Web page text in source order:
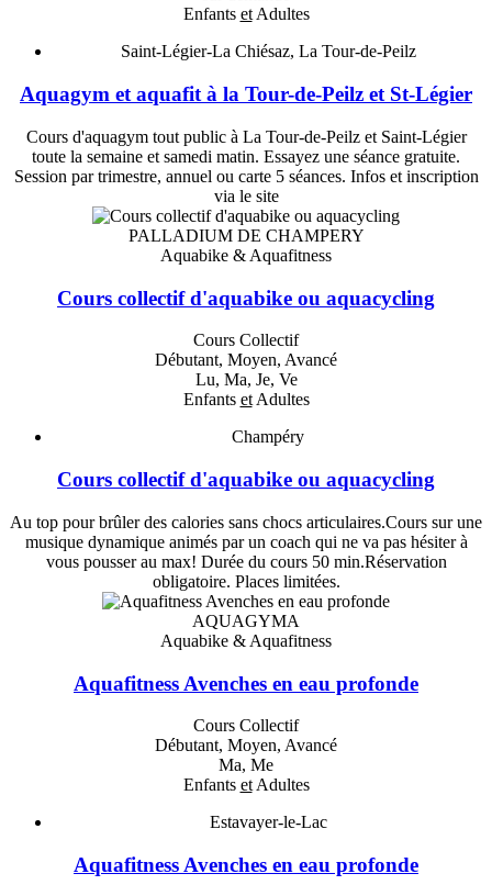
Enfants etAdultes
Saint-Légier-La Chiésaz, La Tour-de-Peilz
Aquagym et aquafit à la Tour-de-Peilz et St-Légier
Cours d'aquagym tout public à La Tour-de-Peilz et Saint-Légier
toute la semaine et samedi matin. Essayez une séance gratuite.
Session par trimestre, annuel ou carte 5 séances. Infos et inscription
via le site
PALLADIUM DE CHAMPERY
Aquabike & Aquafitness
Cours collectif d'aquabike ou aquacycling
Cours Collectif
Débutant, Moyen, Avancé
Lu, Ma, Je, Ve
Enfants etAdultes
Champéry
Cours collectif d'aquabike ou aquacycling
Au top pour brûler des calories sans chocs articulaires.Cours sur une
musique dynamique animés par un coach qui ne va pas hésiter à
vous pousser au max! Durée du cours 50 min.Réservation
obligatoire. Places limitées.
AQUAGYMA
Aquabike & Aquafitness
Aquafitness Avenches en eau profonde
Cours Collectif
Débutant, Moyen, Avancé
Ma, Me
Enfants etAdultes
Estavayer-le-Lac
Aquafitness Avenches en eau profonde